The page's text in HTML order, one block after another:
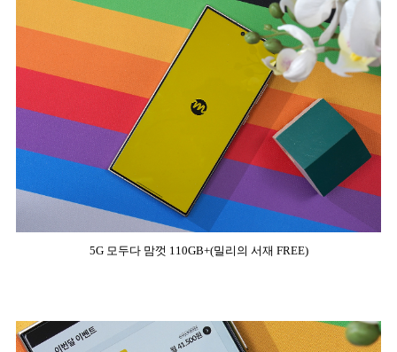
5G 모두다 맘껏 110GB+(밀리의 서재 FREE)